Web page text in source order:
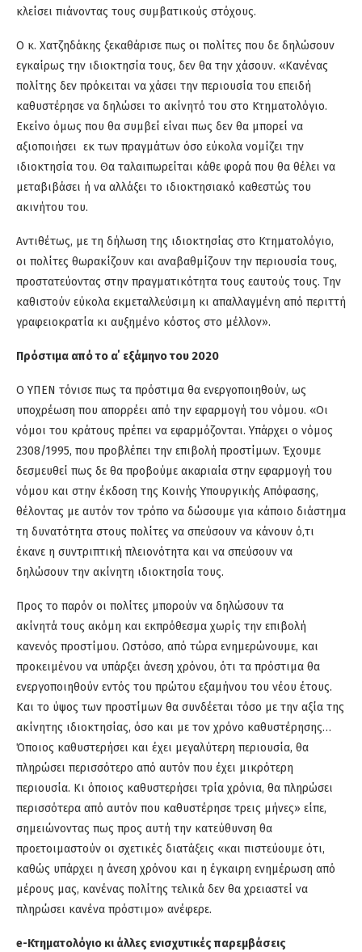
κλείσει πιάνοντας τους συμβατικούς στόχους.
Ο κ. Χατζηδάκης ξεκαθάρισε πως οι πολίτες που δε δηλώσουν
εγκαίρως την ιδιοκτησία τους, δεν θα την χάσουν. «Κανένας
πολίτης δεν πρόκειται να χάσει την περιουσία του επειδή
καθυστέρησε να δηλώσει το ακίνητό του στο Κτηματολόγιο.
Εκείνο όμως που θα συμβεί είναι πως δεν θα μπορεί να
αξιοποιήσει εκ των πραγμάτων όσο εύκολα νομίζει την
ιδιοκτησία του. Θα ταλαιπωρείται κάθε φορά που θα θέλει να
μεταβιβάσει ή να αλλάξει το ιδιοκτησιακό καθεστώς του
ακινήτου του.
Αντιθέτως, με τη δήλωση της ιδιοκτησίας στο Κτηματολόγιο,
οι πολίτες θωρακίζουν και αναβαθμίζουν την περιουσία τους,
προστατεύοντας στην πραγματικότητα τους εαυτούς τους. Την
καθιστούν εύκολα εκμεταλλεύσιμη κι απαλλαγμένη από περιττή
γραφειοκρατία κι αυξημένο κόστος στο μέλλον».
Πρόστιμα από το α΄ εξάμηνο του 2020
Ο ΥΠΕΝ τόνισε πως τα πρόστιμα θα ενεργοποιηθούν, ως
υποχρέωση που απορρέει από την εφαρμογή του νόμου. «Οι
νόμοι του κράτους πρέπει να εφαρμόζονται. Υπάρχει ο νόμος
2308/1995, που προβλέπει την επιβολή προστίμων. Έχουμε
δεσμευθεί πως δε θα προβούμε ακαριαία στην εφαρμογή του
νόμου και στην έκδοση της Κοινής Υπουργικής Απόφασης,
θέλοντας με αυτόν τον τρόπο να δώσουμε για κάποιο διάστημα
τη δυνατότητα στους πολίτες να σπεύσουν να κάνουν ό,τι
έκανε η συντριπτική πλειονότητα και να σπεύσουν να
δηλώσουν την ακίνητη ιδιοκτησία τους.
Προς το παρόν οι πολίτες μπορούν να δηλώσουν τα
ακίνητά τους ακόμη και εκπρόθεσμα χωρίς την επιβολή
κανενός προστίμου. Ωστόσο, από τώρα ενημερώνουμε, και
προκειμένου να υπάρξει άνεση χρόνου, ότι τα πρόστιμα θα
ενεργοποιηθούν εντός του πρώτου εξαμήνου του νέου έτους.
Και το ύψος των προστίμων θα συνδέεται τόσο με την αξία της
ακίνητης ιδιοκτησίας, όσο και με τον χρόνο καθυστέρησης…
Όποιος καθυστερήσει και έχει μεγαλύτερη περιουσία, θα
πληρώσει περισσότερο από αυτόν που έχει μικρότερη
περιουσία. Κι όποιος καθυστερήσει τρία χρόνια, θα πληρώσει
περισσότερα από αυτόν που καθυστέρησε τρεις μήνες» είπε,
σημειώνοντας πως προς αυτή την κατεύθυνση θα
προετοιμαστούν οι σχετικές διατάξεις «και πιστεύουμε ότι,
καθώς υπάρχει η άνεση χρόνου και η έγκαιρη ενημέρωση από
μέρους μας, κανένας πολίτης τελικά δεν θα χρειαστεί να
πληρώσει κανένα πρόστιμο» ανέφερε.
e-Κτηματολόγιο κι άλλες ενισχυτικές παρεμβάσεις